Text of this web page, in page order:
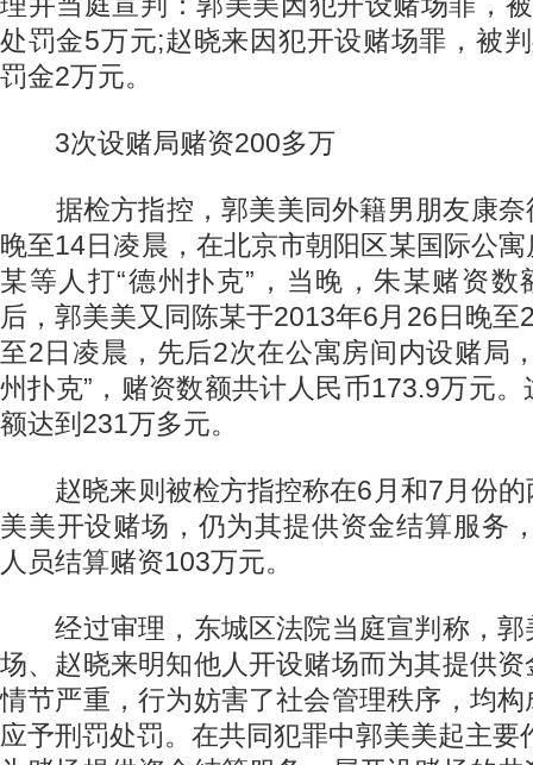
处罚金5万元;赵晓来因犯开设赌场罪，被
罚金2万元。
3次设赌局赌资200多万
据检方指控，郭美美同外籍男朋友康奈
晚至14日凌晨，在北京市朝阳区某国际公
某等人打“德州扑克”，当晚，朱某赌资
后，郭美美又同陈某于2013年6月26日晚至
至2日凌晨，先后2次在公寓房间内设赌局
州扑克”，赌资数额共计人民币173.9万元
额达到231万多元。
赵晓来则被检方指控称在6月和7月份的
美美开设赌场，仍为其提供资金结算服务
人员结算赌资103万元。
经过审理，东城区法院当庭宣判称，郭
场、赵晓来明知他人开设赌场而为其提供
情节严重，行为妨害了社会管理秩序，均
应予刑罚处罚。在共同犯罪中郭美美起主要